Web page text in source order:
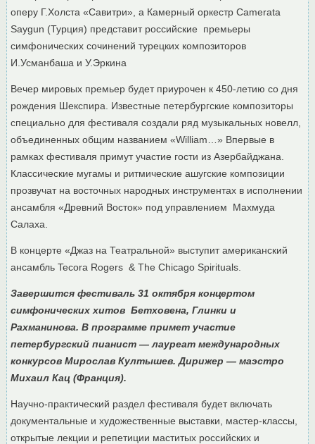
оперу Г.Холста «Савитри», а Камерный оркестр Camerata
Saygun (Турция) представит российские премьеры
симфонических сочинений турецких композиторов
И.Усманбаша и У.Эркина
Вечер мировых премьер будет приурочен к 450-летию со дня
рождения Шекспира. Известные петербургские композиторы
специально для фестиваля создали ряд музыкальных новелл,
объединенных общим названием «William…» Впервые в
рамках фестиваля примут участие гости из Азербайджана.
Классические мугамы и ритмические ашугские композиции
прозвучат на восточных народных инструментах в исполнении
ансамбля «Древний Восток» под управлением Махмуда
Салаха.
В концерте «Джаз на Театральной» выступит американский
ансамбль Tecora Rogers & The Chicago Spirituals.
Завершится фестиваль 31 октября концертом
симфонических хитов Бетховена, Глинки и
Рахманинова. В программе примет участие
петербургский пианист — лауреат международных
конкурсов Мирослав Култышев. Дирижер — маэстро
Михаил Кац (Франция).
Научно-практический раздел фестиваля будет включать
документальные и художественные выставки, мастер-классы,
открытые лекции и репетиции маститых российских и